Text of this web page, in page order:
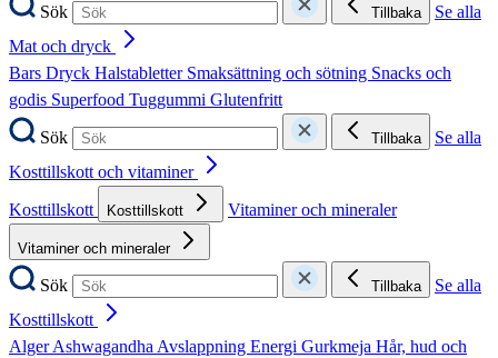
Sök
Tillbaka
Se alla
Mat och dryck
Bars Dryck Halstabletter Smaksättning och sötning Snacks och
godis Superfood Tuggummi Glutenfritt
Sök
Tillbaka
Se alla
Kosttillskott och vitaminer
Kosttillskott
Kosttillskott Vitaminer och mineraler
Vitaminer och mineraler
Sök Tillbaka
Se alla
Kosttillskott
AlgerAshwagandhaAvslappning Energi Gurkmeja Hår, hud och